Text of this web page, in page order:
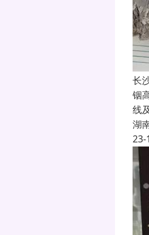
长
铟
线
湖
23-